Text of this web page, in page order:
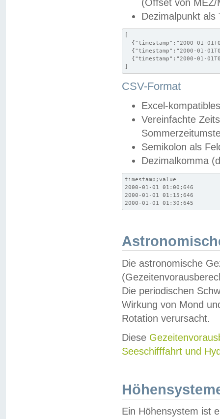
(Offset von MEZ/
Dezimalpunkt als
[
{"timestamp":"2000-01-
{"timestamp":"2000-01-
{"timestamp":"2000-01-
]
CSV-Format
Excel-
Vereinfachte
Semikolon als
Dezimalkomma
timestamp;value
2000-01-01 01:00;646
2000-01-01 01:15;646
2000-01-01 01:30;645
Die astronomische
Die periodischen
Wirkung von Mond
Rotation verursacht.
Diese
Seeschifffahrt und
Ein Höhensystem ist